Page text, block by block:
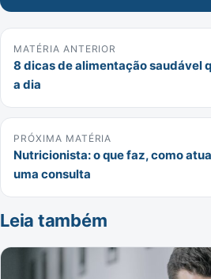
MATÉRIA ANTERIOR
8 dicas de alimentação saudável
a dia
PRÓXIMA MATÉRIA
Nutricionista: o que faz, como
uma consulta
Leia também